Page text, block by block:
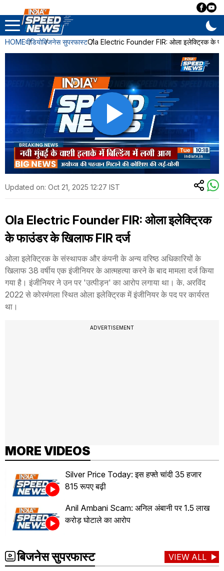
HOMEवीडियोबिजनेस सुपरफास्टOla Electric Founder FIR: ओला इलेक्ट्रिक के
Updated on: Oct 21, 2025 12:27 IST
Ola Electric Founder FIR: ओला इलेक्ट्रिक
के फाउंडर के खिलाफ FIR दर्ज
ओला इलेक्ट्रिक के संस्थापक और कंपनी के अन्य वरिष्ठ अधिकारियों के
खिलाफ 38 वर्षीय एक इंजीनियर के आत्महत्या करने के बाद मामला दर्ज किया
गया है। इंजीनियर ने उन पर 'उत्पीड़न' का आरोप लगाया था। के. अरविंद
2022 से कोरमंगला स्थित ओला इलेक्ट्रिक में इंजीनियर के पद पर कार्यरत
था।
ADVERTISEMENT
MORE VIDEOS
Silver Price Today: इस हफ्ते चांदी 35 हजार
815 रूपए बढ़ी
Anil Ambani Scam: अनिल अंबानी पर 1.5 लाख
करोड़ घोटाले का आरोप
बिजनेस सुपरफास्ट VIEW ALL